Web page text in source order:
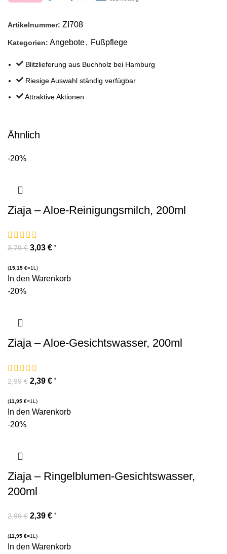
Artikelnummer: ZI708
Kategorien: Angebote, Fußpflege
Blitzlieferung aus Buchholz bei Hamburg
Riesige Auswahl ständig verfügbar
Attraktive Aktionen
Ähnlich
-20%
Ziaja – Aloe-Reinigungsmilch, 200ml
3,79€ 3,03 € *
(15,15 €=1L)
In den Warenkorb
-20%
Ziaja – Aloe-Gesichtswasser, 200ml
2,99€ 2,39 € *
(11,95 €=1L)
In den Warenkorb
-20%
Ziaja – Ringelblumen-Gesichtswasser,
200ml
2,99€ 2,39 € *
(11,95 €=1L)
In den Warenkorb